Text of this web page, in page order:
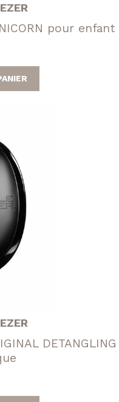
pour enfant
DETANGLING